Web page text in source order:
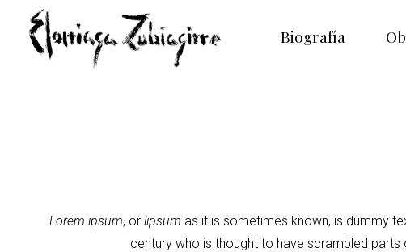
Biografía
Lorem ipsum, or lipsum as it is sometimes known, is dummy
century who is thought to have scrambled parts